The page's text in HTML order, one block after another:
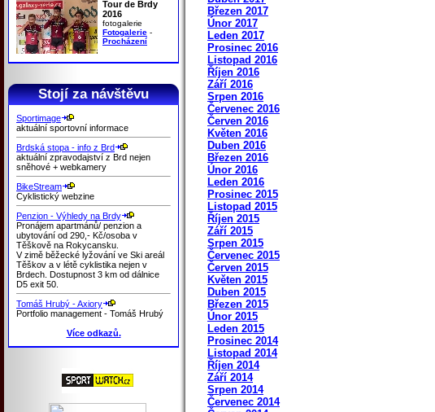
Tour de Brdy
2016
fotogalerie
Fotogalerie -
Procházení
Stojí za návštěvu
Sportimage
aktuální sportovní informace
Brdská stopa - info z Brd
aktuální zpravodajství z Brd nejen
sněhové + webkamery
BikeStream
Cyklistický webzine
Penzion - Výhledy na Brdy
Pronájem apartmánů/ penzion a
ubytování od 290,- Kč/osoba v
Těškově na Rokycansku.
V zimě běžecké lyžování ve Ski areál
Těškov a v létě cyklistika nejen v
Brdech. Dostupnost 3 km od dálnice
D5 exit 50.
Tomáš Hrubý - Axiory
Portfolio management - Tomáš Hrubý
Více odkazů.
Březen 2017
Únor 2017
Leden 2017
Prosinec 2016
Listopad 2016
Říjen 2016
Září 2016
Srpen 2016
Červenec 2016
Červen 2016
Květen 2016
Duben 2016
Březen 2016
Únor 2016
Leden 2016
Prosinec 2015
Listopad 2015
Říjen 2015
Září 2015
Srpen 2015
Červenec 2015
Červen 2015
Květen 2015
Duben 2015
Březen 2015
Únor 2015
Leden 2015
Prosinec 2014
Listopad 2014
Říjen 2014
Září 2014
Srpen 2014
Červenec 2014